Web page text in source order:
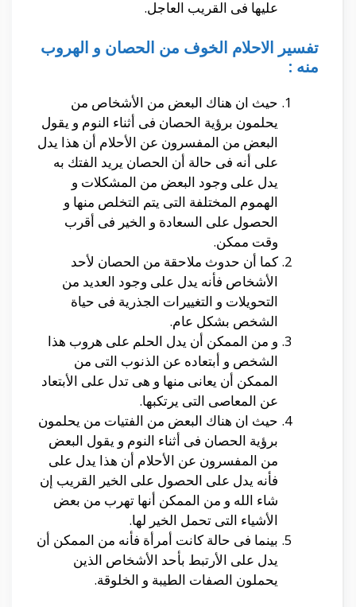
عليها فى القريب العاجل.
تفسير الاحلام الخوف من الحصان و الهروب
منه :
حيث ان هناك البعض من الأشخاص من
يحلمون برؤية الحصان فى أثناء النوم و يقول
البعض من المفسرون عن الأحلام أن هذا يدل
على أنه فى حالة أن الحصان يريد الفتك به
يدل على وجود البعض من المشكلات و
الهموم المختلفة التى يتم التخلص منها و
الحصول على السعادة و الخير فى أقرب
وقت ممكن.
كما أن حدوث ملاحقة من الحصان لأحد
الأشخاص فأنه يدل على وجود العديد من
التحويلات و التغييرات الجذرية فى حياة
الشخص بشكل عام.
و من الممكن أن يدل الحلم على هروب هذا
الشخص و أبتعاده عن الذنوب التى من
الممكن أن يعانى منها و هى تدل على الأبتعاد
عن المعاصى التى يرتكبها.
حيث ان هناك البعض من الفتيات من يحلمون
برؤية الحصان فى أثناء النوم و يقول البعض
من المفسرون عن الأحلام أن هذا يدل على
فأنه يدل على الحصول على الخير القريب إن
شاء الله و من الممكن أنها تهرب من بعض
الأشياء التى تحمل الخير لها.
بينما فى حالة كانت أمرأة فأنه من الممكن أن
يدل على الأرتبط بأحد الأشخاص الذين
يحملون الصفات الطيبة و الخلوقة.